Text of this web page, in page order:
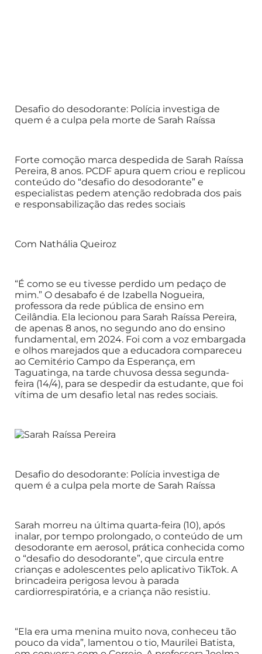
Desafio do desodorante: Polícia investiga de
quem é a culpa pela morte de Sarah Raíssa
Forte comoção marca despedida de Sarah Raíssa
Pereira, 8 anos. PCDF apura quem criou e replicou
conteúdo do “desafio do desodorante” e
especialistas pedem atenção redobrada dos pais
e responsabilização das redes sociais
Com Nathália Queiroz
“É como se eu tivesse perdido um pedaço de
mim.” O desabafo é de Izabella Nogueira,
professora da rede pública de ensino em
Ceilândia. Ela lecionou para Sarah Raíssa Pereira,
de apenas 8 anos, no segundo ano do ensino
fundamental, em 2024. Foi com a voz embargada
e olhos marejados que a educadora compareceu
ao Cemitério Campo da Esperança, em
Taguatinga, na tarde chuvosa dessa segunda-
feira (14/4), para se despedir da estudante, que foi
vítima de um desafio letal nas redes sociais.
Desafio do desodorante: Polícia investiga de
quem é a culpa pela morte de Sarah Raíssa
Sarah morreu na última quarta-feira (10), após
inalar, por tempo prolongado, o conteúdo de um
desodorante em aerosol, prática conhecida como
o “desafio do desodorante”, que circula entre
crianças e adolescentes pelo aplicativo TikTok. A
brincadeira perigosa levou à parada
cardiorrespiratória, e a criança não resistiu.
“Ela era uma menina muito nova, conheceu tão
pouco da vida”, lamentou o tio, Maurilei Batista,